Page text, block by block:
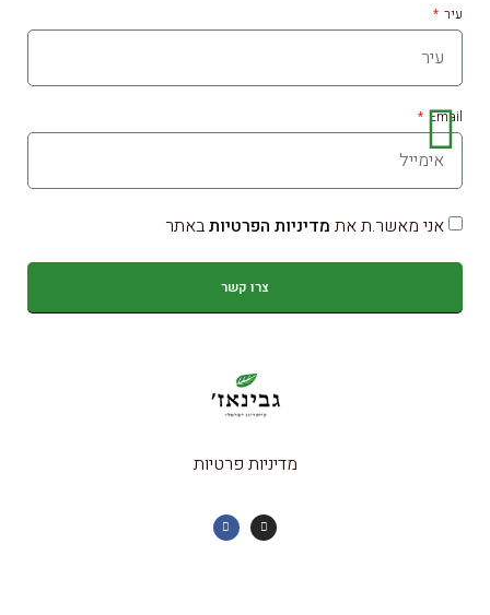
עיר
Email
אני מאשר.ת את מדיניות הפרטיותבאתר
צרו קשר
מדיניות פרטיות